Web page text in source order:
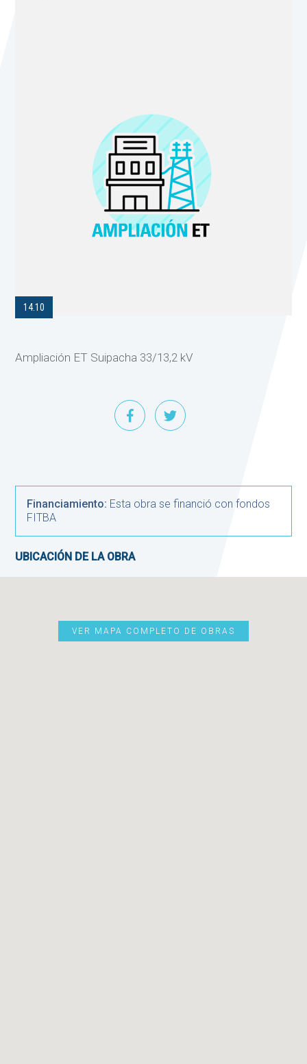
14.10
Ampliación ET Suipacha 33/13,2 kV
Financiamiento: Esta obra se financió con fondos
FITBA
UBICACIÓN DE LA OBRA
VER MAPA COMPLETO DE OBRAS